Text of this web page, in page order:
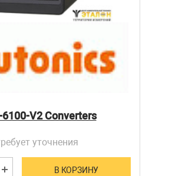
6100-V2 Converters
уточнения
В КОРЗИНУ